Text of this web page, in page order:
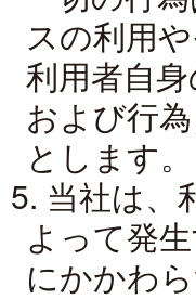
スの利用
利用者自
および行
とします。
5. 当社は、
よって発
にかかわ